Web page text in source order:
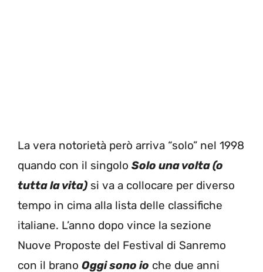
La vera notorietà però arriva “solo” nel 1998
quando con il singolo Solo una volta (o
tutta la vita) si va a collocare per diverso
tempo in cima alla lista delle classifiche
italiane. L’anno dopo vince la sezione
Nuove Proposte del Festival di Sanremo
con il brano Oggi sono io che due anni